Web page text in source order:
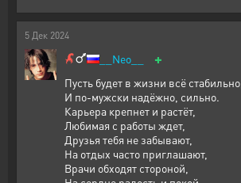
5 Дек 2024
__Neo__ +
Пусть будет в жизни всё стабильно,
И по-мужски надёжно, сильно.
Карьера крепнет и растёт,
Любимая с работы ждет,
Друзья тебя не забывают,
На отдых часто приглашают,
Врачи обходят стороной,